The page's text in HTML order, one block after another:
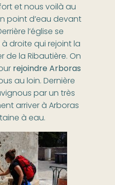
et nous voilà au
point d’eau devant
l’église se
droite qui rejoint la
de la Ribautière. On
rejoindre Arboras
au loin. Dernière
par un très
arriver à Arboras
à eau.